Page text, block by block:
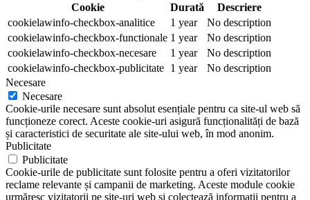
Cookie
Durată
Descriere
cookielawinfo-checkbox-analitice
1 year
No description
cookielawinfo-checkbox-functionale 1 year
No description
cookielawinfo-checkbox-necesare
1 year
No description
cookielawinfo-checkbox-publicitate 1 year
No description
Necesare
Necesare
Cookie-urile necesare sunt absolut esențiale pentru ca site-ul web să
funcționeze corect. Aceste cookie-uri asigură funcționalități de bază
și caracteristici de securitate ale site-ului web, în mod anonim.
Publicitate
Publicitate
Cookie-urile de publicitate sunt folosite pentru a oferi vizitatorilor
reclame relevante și campanii de marketing. Aceste module cookie
urmăresc vizitatorii pe site-uri web și colectează informații pentru a